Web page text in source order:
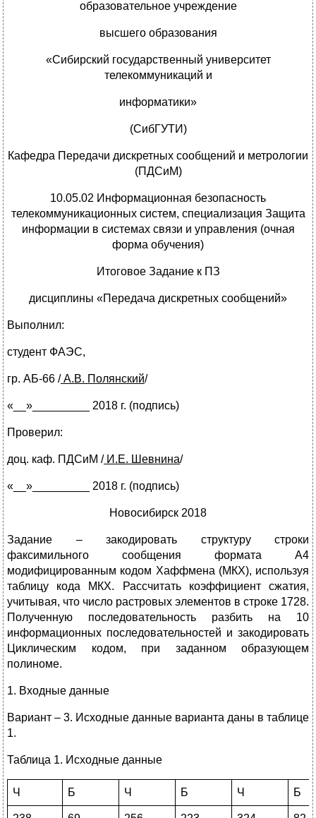
образовательное учреждение
высшего образования
«Сибирский государственный университет
телекоммуникаций и
информатики»
(СибГУТИ)
Кафедра Передачи дискретных сообщений и метрологии
(ПДСиМ)
10.05.02 Информационная безопасность
телекоммуникационных систем, специализация Защита
информации в системах связи и управления (очная
форма обучения)
Итоговое Задание к ПЗ
дисциплины «Передача дискретных сообщений»
Выполнил:
студент ФАЭС,
гр. АБ-66 /А.В. Полянский/
«__»_________ 2018 г. (подпись)
Проверил:
доц. каф. ПДСиМ /И.Е. Шевнина/
«__»_________ 2018 г. (подпись)
Новосибирск 2018
Задание – закодировать структуру строки
факсимильного сообщения формата А4
модифицированным кодом Хаффмена (МКХ), используя
таблицу кода МКХ. Рассчитать коэффициент сжатия,
учитывая, что число растровых элементов в строке 1728.
Полученную последовательность разбить на 10
информационных последовательностей и закодировать
Циклическим кодом, при заданном образующем
полиноме.
1. Входные данные
Вариант – 3. Исходные данные варианта даны в таблице
1.
Таблица 1. Исходные данные
Ч Б Ч Б Ч Б